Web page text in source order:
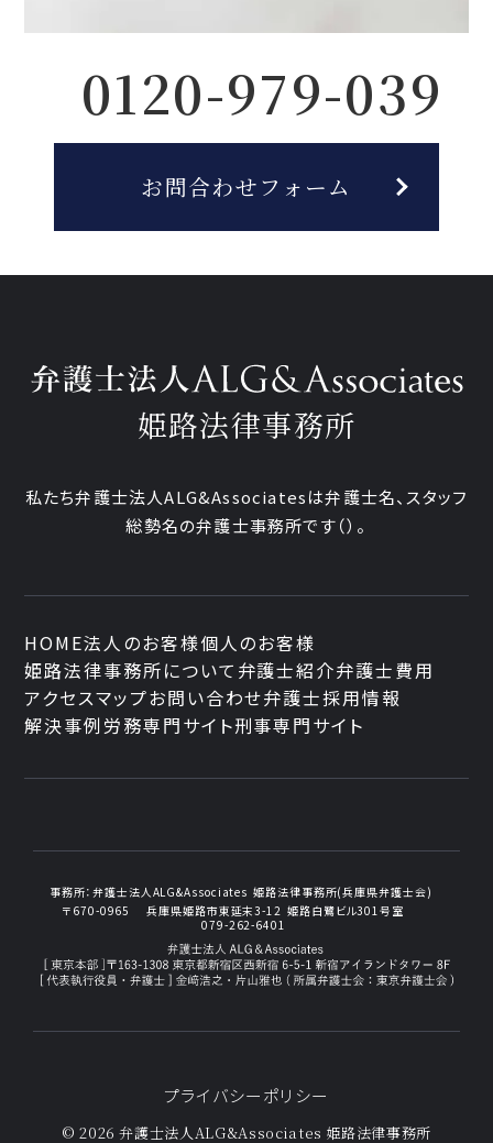
0120-979-039
お問合わせフォーム
姫路法律事務所
私たち弁護士法人ALG&Associatesは弁護士名、スタッフ
総勢名の弁護士事務所です（）。
HOME法人のお客様個人のお客様
姫路法律事務所について 弁護士紹介弁護士費用
アクセスマップお問い合わせ弁護士採用情報
解決事例労務専門サイト刑事専門サイト
事務所：弁護士法人ALG&Associates 姫路法律事務所(兵庫県弁護士会)
〒670-0965
兵庫県姫路市東延末3-12 姫路白鷺ビル301号室
079-262-6401
プライバシーポリシー
© 2026 弁護士法人ALG&Associates 姫路法律事務所